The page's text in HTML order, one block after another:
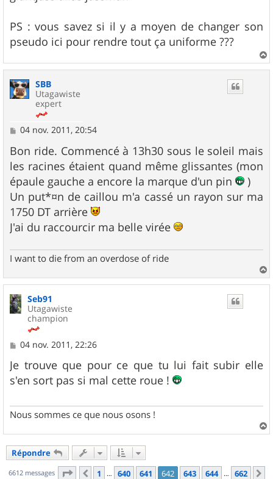
PS : vous savez si il y a moyen de changer son
pseudo ici pour rendre tout ça uniforme ???
a
SBB
Utagawiste
expert
M
s
s
a
g
e
04 nov. 2011, 20:54
Bon ride. Commencé à 13h30 sous le soleil mais
les racines étaient quand même glissantes (mon
épaule gauche a encore la marque d'un pin
)
Un put*¤n de caillou m'a cassé un rayon sur ma
1750 DT arrière
J'ai du raccourcir ma belle virée
I want to die from an overdose of ride
a
Seb91
Utagawiste
champion
M
s
s
a
04 nov. 2011, 22:26
Je trouve que pour ce que tu lui fait subir elle
s'en sort pas si mal cette roue !
Nous sommes ce que nous osons !
a
Répondre
6612 messages Page 642 sur662
Précédent
1 … 640 641 642 643 644 … 662